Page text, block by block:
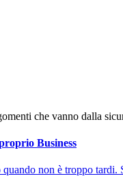
che vanno dalla
Business
non è troppo